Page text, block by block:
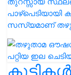
പാഴ്പെടിയായി
സസ്യമാണ്